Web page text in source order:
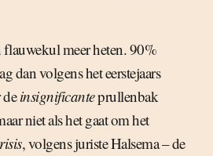
meer heten. 90%
dan volgens het eerstejaars
deinsignificanteprullenbak
niet als het gaat om het
, volgens juriste Halsema – de